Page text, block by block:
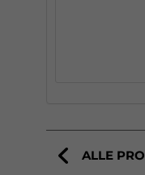
ALLE